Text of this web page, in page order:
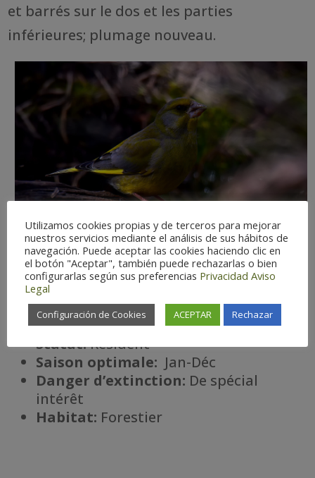
et barrés sur le dos et les parties
inférieures; plumage nouveau.
Difficulté d’observation:Facile
Statut:Résident
Saison optimale: Jan-Déc
Danger d’extinction: De spécial
intérêt
Habitat: Forestier
Utilizamos cookies propias y de terceros para mejorar
nuestros servicios mediante el análisis de sus hábitos de
navegación. Puede aceptar las cookies haciendo clic en
el botón "Aceptar", también puede rechazarlas o bien
configurarlas según sus preferencias Privacidad Aviso
Legal
Configuración de Cookies ACEPTAR Rechazar